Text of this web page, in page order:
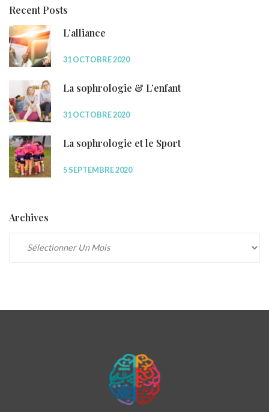
Recent Posts
L’alliance
31 OCTOBRE 2020
La sophrologie & L’enfant
31 OCTOBRE 2020
La sophrologie et le Sport
5 SEPTEMBRE 2020
Archives